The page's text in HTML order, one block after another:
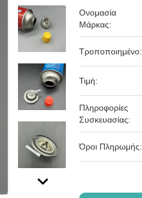
Ονομασία
Μάρκας:
Τροποποιημένο:
Τιμή:
Πληροφορίες
Συσκευασίας:
Όροι Πληρωμής: